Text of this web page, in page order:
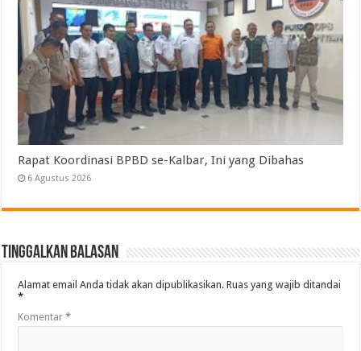
Rapat Koordinasi BPBD se-Kalbar, Ini yang Dibahas
6 Agustus 2026
Tinggalkan Balasan
Alamat email Anda tidak akan dipublikasikan. Ruas yang wajib ditandai
*
Komentar*